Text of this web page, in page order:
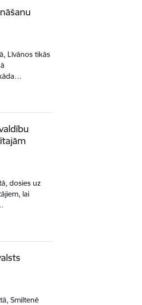
Līvānos tikās
dosies uz
lai
Smiltenē